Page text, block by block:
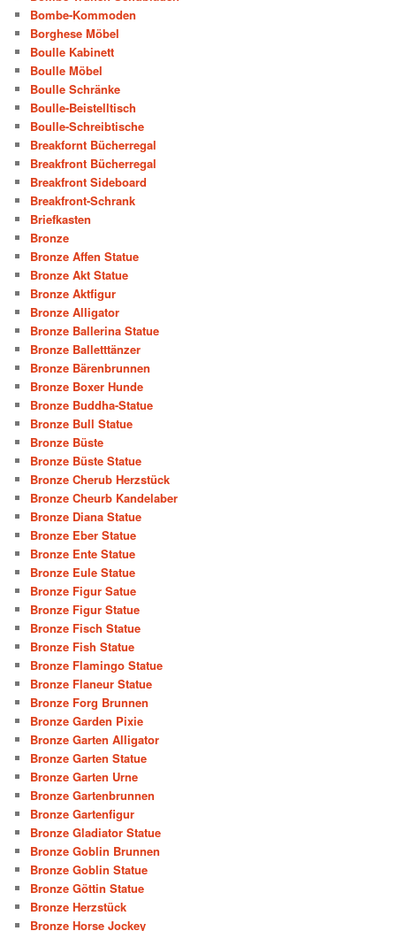
Bombe-Kommoden
Borghese Möbel
Boulle Kabinett
Boulle Möbel
Boulle Schränke
Boulle-Beistelltisch
Boulle-Schreibtische
Breakfornt Bücherregal
Breakfront Bücherregal
Breakfront Sideboard
Breakfront-Schrank
Briefkasten
Bronze
Bronze Affen Statue
Bronze Akt Statue
Bronze Aktfigur
Bronze Alligator
Bronze Ballerina Statue
Bronze Balletttänzer
Bronze Bärenbrunnen
Bronze Boxer Hunde
Bronze Buddha-Statue
Bronze Bull Statue
Bronze Büste
Bronze Büste Statue
Bronze Cherub Herzstück
Bronze Cheurb Kandelaber
Bronze Diana Statue
Bronze Eber Statue
Bronze Ente Statue
Bronze Eule Statue
Bronze Figur Satue
Bronze Figur Statue
Bronze Fisch Statue
Bronze Fish Statue
Bronze Flamingo Statue
Bronze Flaneur Statue
Bronze Forg Brunnen
Bronze Garden Pixie
Bronze Garten Alligator
Bronze Garten Statue
Bronze Garten Urne
Bronze Gartenbrunnen
Bronze Gartenfigur
Bronze Gladiator Statue
Bronze Goblin Brunnen
Bronze Goblin Statue
Bronze Göttin Statue
Bronze Herzstück
Bronze Horse Jockey